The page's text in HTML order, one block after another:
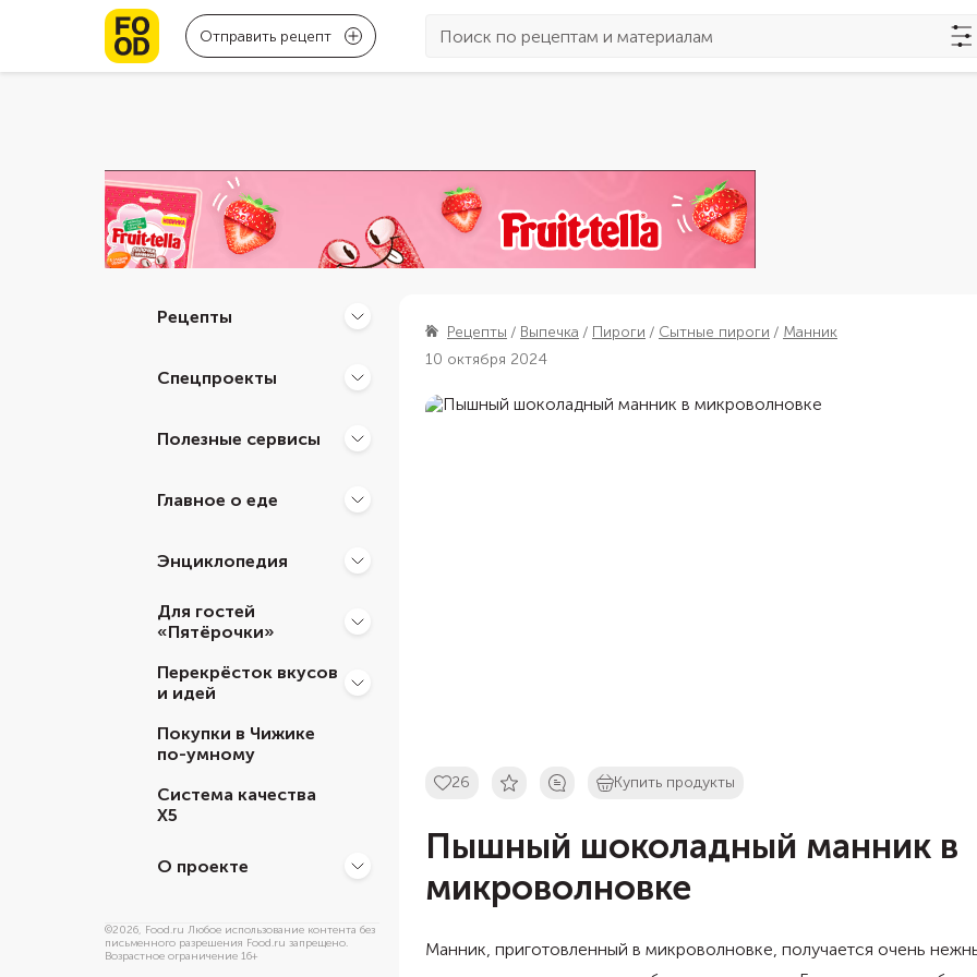
Отправить рецепт
Рецепты
Спецпроекты
Полезные сервисы
Главное о еде
Энциклопедия
Для гостей
«Пятёрочки»
Перекрёсток вкусов
и идей
Покупки в Чижике
по-умному
Система качества
Х5
О проекте
©2026, Food.ru Любое использование контента без
письменного разрешения Food.ru запрещено.
Возрастное ограничение 16+
Рецепты Выпечка Пироги Сытные пироги
Манник
10 октября 2024
26 Купить продукты
Пышный шоколадный манник в
микроволновке
Манник, приготовленный в микроволновке, получается очень